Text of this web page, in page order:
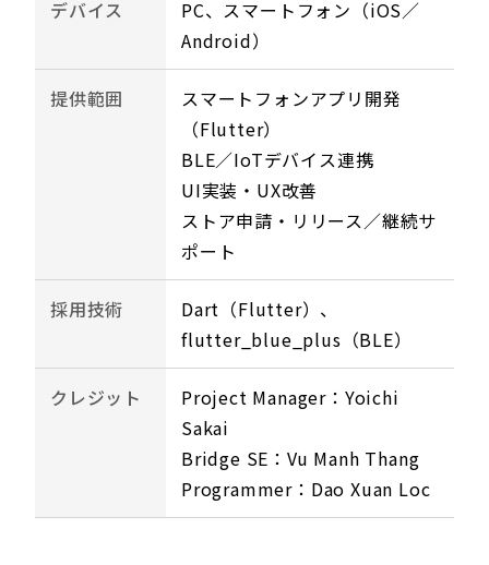
デバイス
PC、スマートフォン（iOS／
Android）
提供範囲
スマートフォンアプリ開発
（Flutter）
BLE／IoTデバイス連携
UI実装・UX改善
ストア申請・リリース／継続サ
ポート
採用技術
Dart（Flutter）、
flutter_blue_plus（BLE）
クレジット
Project Manager：Yoichi
Sakai
Bridge SE：Vu Manh Thang
Programmer：Dao Xuan Loc